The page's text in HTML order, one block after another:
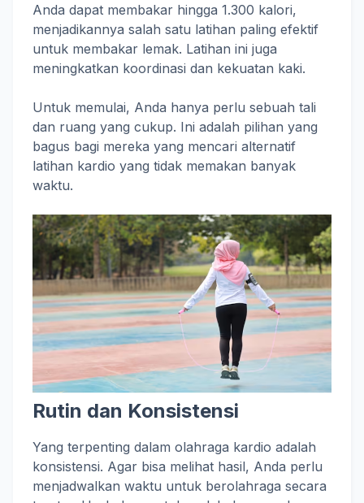
Anda dapat membakar hingga 1.300 kalori,
menjadikannya salah satu latihan paling efektif
untuk membakar lemak. Latihan ini juga
meningkatkan koordinasi dan kekuatan kaki.
Untuk memulai, Anda hanya perlu sebuah tali
dan ruang yang cukup. Ini adalah pilihan yang
bagus bagi mereka yang mencari alternatif
latihan kardio yang tidak memakan banyak
waktu.
Rutin dan Konsistensi
Yang terpenting dalam olahraga kardio adalah
konsistensi. Agar bisa melihat hasil, Anda perlu
menjadwalkan waktu untuk berolahraga secara